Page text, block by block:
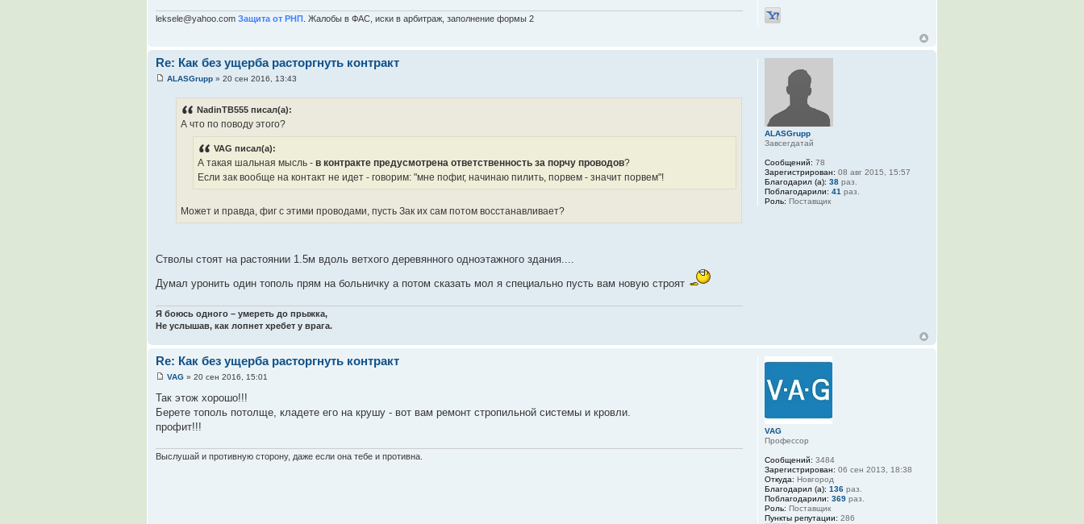
leksele@yahoo.com Защита от РНП . Жалобы в ФАС, иски в арбитраж, заполнение формы 2
Re: Как без ущерба расторгнуть контракт
ALASGrupp » 20 сен 2016, 13:43
NadinTB555 писал(а):
А что по поводу этого?
VAG писал(а):
А такая шальная мысль - в контракте предусмотрена ответственность за порчу проводов?
Если зак вообще на контакт не идет - говорим: "мне пофиг, начинаю пилить, порвем - значит порвем"!
Может и правда, фиг с этими проводами, пусть Зак их сам потом восстанавливает?
Стволы стоят на растоянии 1.5м вдоль ветхого деревянного одноэтажного здания....
Думал уронить один тополь прям на больничку а потом сказать мол я специально пусть вам новую строят
Я боюсь одного – умереть до прыжка,
Не услышав, как лопнет хребет у врага.
ALASGrupp
Завсегдатай
Сообщений: 78
Зарегистрирован: 08 авг 2015, 15:57
Благодарил (а): 38 раз.
Поблагодарили: 41 раз.
Роль: Поставщик
Re: Как без ущерба расторгнуть контракт
VAG » 20 сен 2016, 15:01
Так этож хорошо!!!
Берете тополь потолще, кладете его на крушу - вот вам ремонт стропильной системы и кровли.
профит!!!
Выслушай и противную сторону, даже если она тебе и противна.
VAG
Профессор
Сообщений: 3484
Зарегистрирован: 06 сен 2013, 18:38
Откуда: Новгород
Благодарил (а): 136 раз.
Поблагодарили: 369 раз.
Роль: Поставщик
Пункты репутации: 286